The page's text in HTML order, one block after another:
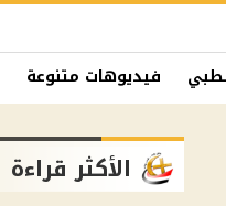
فيديوهات متنوعة
الأكثر قراءة